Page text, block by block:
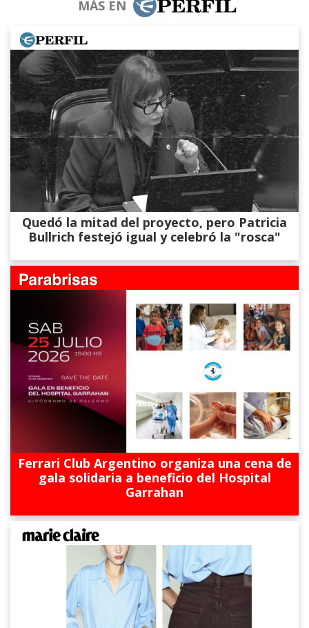
MÁS EN
Quedó la mitad del proyecto, pero Patricia
Bullrich festejó igual y celebró la "rosca"
Ferrari Club Argentino organiza una cena de
gala solidaria a beneficio del Hospital
Garrahan